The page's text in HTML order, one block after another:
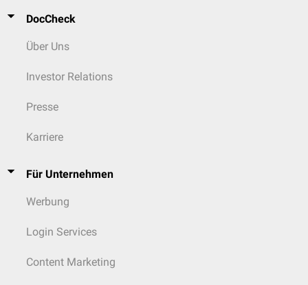
DocCheck
Über Uns
Investor Relations
Presse
Karriere
Für Unternehmen
Werbung
Login Services
Content Marketing